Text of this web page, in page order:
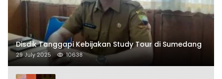
Disdik Tanggapi Kebijakan Study Tour di Sumedang
29 July 2025 10638